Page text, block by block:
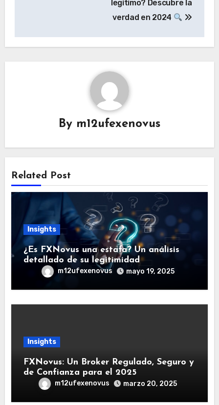
legítimo? Descubre la
verdad en 2024
By m12ufexenovus
Related Post
Insights
¿Es FXNovus una estafa? Un análisis
detallado de su legitimidad
m12ufexenovus mayo 19, 2025
Insights
FXNovus: Un Broker Regulado, Seguro y
de Confianza para el 2025
m12ufexenovus marzo 20, 2025